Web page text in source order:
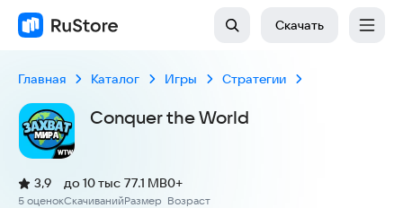
Скачать
Главная Каталог Игры Стратегии
Conquer the World
Рейтинг:
3,9
(
5 оценок
)
Скачиваний
до 10 тыс
Размер
77.1 MB
Возраст
0+